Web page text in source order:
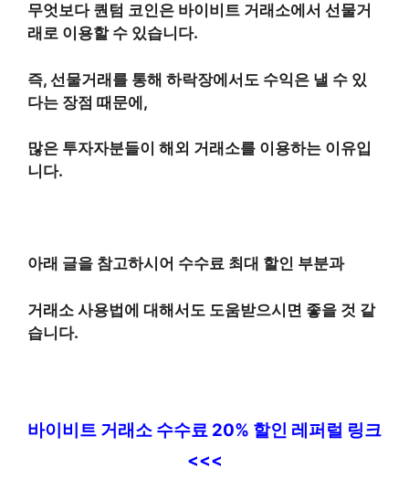
무엇보다 퀀텀 코인은 바이비트 거래소에서 선물거
래로 이용할 수 있습니다.
즉, 선물거래를 통해 하락장에서도 수익은 낼 수 있
다는 장점 때문에,
많은 투자자분들이 해외 거래소를 이용하는 이유입
니다.
아래 글을 참고하시어 수수료 최대 할인 부분과
거래소 사용법에 대해서도 도움받으시면 좋을 것 같
습니다.
바이비트 거래소 수수료 20% 할인 레퍼럴 링크
<<<